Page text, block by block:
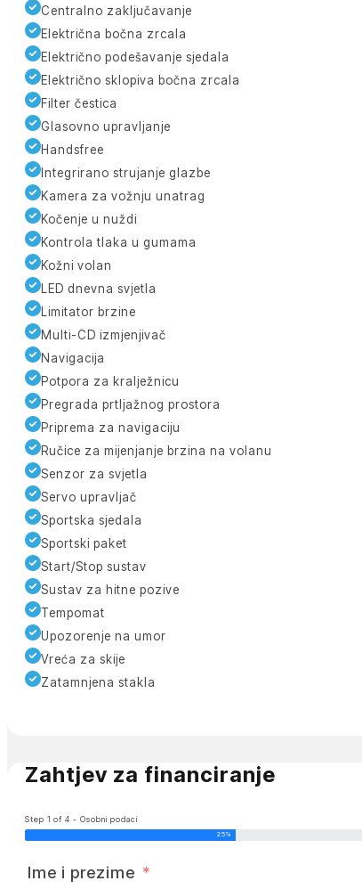
Centralno zaključavanje
Električna bočna zrcala
Električno podešavanje sjedala
Električno sklopiva bočna zrcala
Filter čestica
Glasovno upravljanje
Handsfree
Integrirano strujanje glazbe
Kamera za vožnju unatrag
Kočenje u nuždi
Kontrola tlaka u gumama
Kožni volan
LED dnevna svjetla
Limitator brzine
Multi-CD izmjenjivač
Navigacija
Potpora za kralježnicu
Pregrada prtljažnog prostora
Priprema za navigaciju
Ručice za mijenjanje brzina na volanu
Senzor za svjetla
Servo upravljač
Sportska sjedala
Sportski paket
Start/Stop sustav
Sustav za hitne pozive
Tempomat
Upozorenje na umor
Vreća za skije
Zatamnjena stakla
Zahtjev za financiranje
Step 1 of 4 - Osobni podaci
25%
Ime i prezime